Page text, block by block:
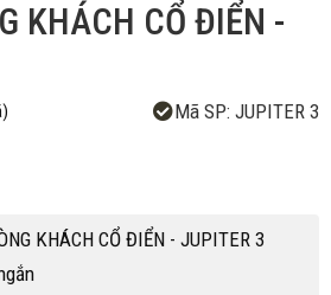
KHÁCH CỔ ĐIỂN -
) Mã SP: JUPITER 3
KHÁCH CỔ ĐIỂN - JUPITER 3